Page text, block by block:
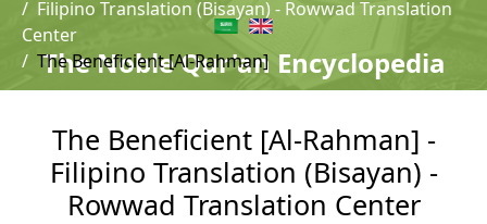
The Noble Qur'an Encyclopedia
Filipino Translation (Bisayan) - Rowwad Translation
Center
The Beneficient [Al-Rahman]
The Beneficient [Al-Rahman] -
Filipino Translation (Bisayan) -
Rowwad Translation Center